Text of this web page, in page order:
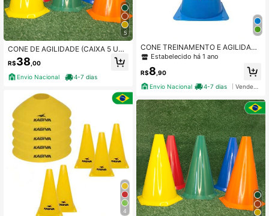
5
CONE DE AGILIDADE (CAIXA 5 UNI
DADES)
R$38 ,00
Envio Nacional
4-7 dias
4
CONE TREINAMENTO E AGILIDADE
KAPA PVC
Estabelecido há 1 ano
R$8 ,90
Envio Nacional
4-7 dias